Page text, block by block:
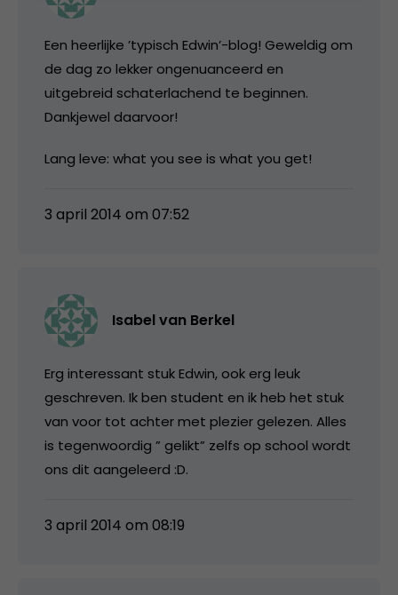
Een heerlijke ’typisch Edwin’-blog! Geweldig om
de dag zo lekker ongenuanceerd en
uitgebreid schaterlachend te beginnen.
Dankjewel daarvoor!
Lang leve: what you see is what you get!
3 april 2014 om 07:52
Isabel van Berkel
Erg interessant stuk Edwin, ook erg leuk
geschreven. Ik ben student en ik heb het stuk
van voor tot achter met plezier gelezen. Alles
is tegenwoordig ” gelikt” zelfs op school wordt
ons dit aangeleerd :D.
3 april 2014 om 08:19